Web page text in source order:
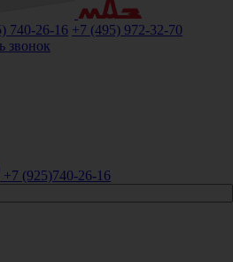
740-26-16 +7 (495) 972-32-70
звонок
+7 (925)740-26-16